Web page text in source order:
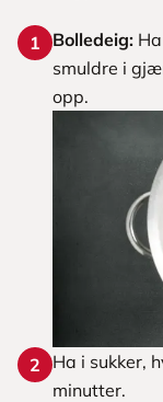
1 Bolledeig:
smuldre i
opp.
2
Ha i sukker,
minutter.